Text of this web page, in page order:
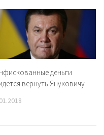
деньги
вернуть Януковичу